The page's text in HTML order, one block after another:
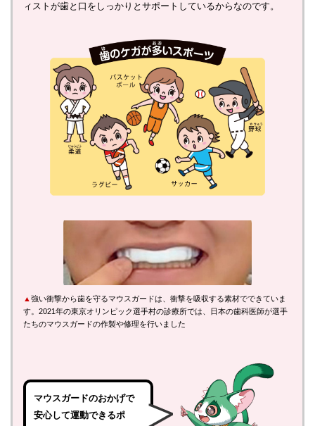
ィストが歯と口をしっかりとサポートしているからなのです。
▲ 強い衝撃から歯を守るマウスガードは、衝撃を吸収する素材でできていま
す。2021年の東京オリンピック選手村の診療所では、日本の歯科医師が選手
たちのマウスガードの作製や修理を行いました
マウスガードのおかげで
安心して運動できるポ